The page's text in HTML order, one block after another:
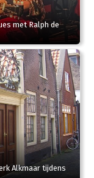
met Ralph de
Alkmaar tijdens